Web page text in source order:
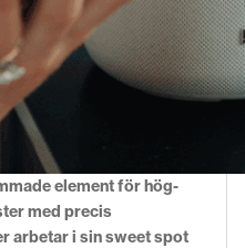
element för hög-
med precis
arbetar i sin sweet spot